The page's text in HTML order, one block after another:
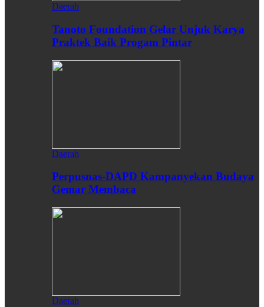
Daerah
Tanoto Foundation Gelar Unjuk Karya
Praktek Baik Progam Pintar
Daerah
Perpusnas-DAPD Kampanyekan Budaya
Gemar Membaca
Daerah